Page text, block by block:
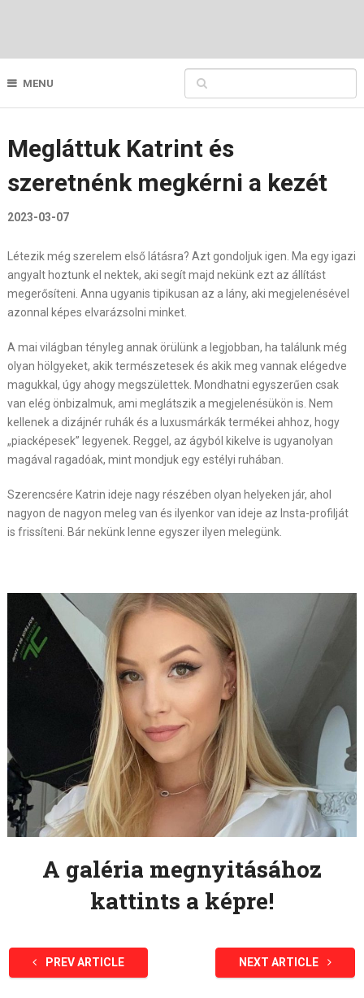
MENU
Megláttuk Katrint és
szeretnénk megkérni a kezét
2023-03-07
Létezik még szerelem első látásra? Azt gondoljuk igen. Ma egy igazi
angyalt hoztunk el nektek, aki segít majd nekünk ezt az állítást
megerősíteni. Anna ugyanis tipikusan az a lány, aki megjelenésével
azonnal képes elvarázsolni minket.
A mai világban tényleg annak örülünk a legjobban, ha találunk még
olyan hölgyeket, akik természetesek és akik meg vannak elégedve
magukkal, úgy ahogy megszülettek. Mondhatni egyszerűen csak
van elég önbizalmuk, ami meglátszik a megjelenésükön is. Nem
kellenek a dizájnér ruhák és a luxusmárkák termékei ahhoz, hogy
„piacképesek” legyenek. Reggel, az ágyból kikelve is ugyanolyan
magával ragadóak, mint mondjuk egy estélyi ruhában.
Szerencsére Katrin ideje nagy részében olyan helyeken jár, ahol
nagyon de nagyon meleg van és ilyenkor van ideje az Insta-profilját
is frissíteni. Bár nekünk lenne egyszer ilyen melegünk.
A galéria megnyitásához
kattints a képre!
PREV ARTICLE NEXT ARTICLE